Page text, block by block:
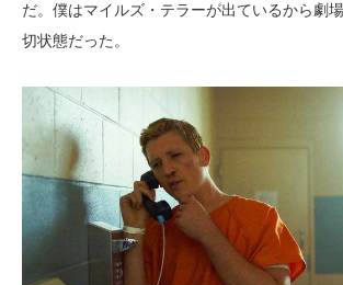
だ。僕はマイルズ・テラーが出ているから劇
切状態だった。